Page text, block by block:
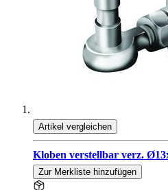
Artikel vergleichen
Kloben verstellbar verz.
Zur Merkliste hinzufügen